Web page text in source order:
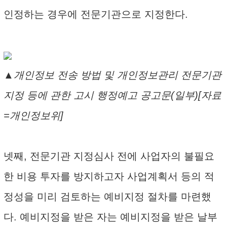
인정하는 경우에 전문기관으로 지정한다.
▲개인정보 전송 방법 및 개인정보관리 전문기관
지정 등에 관한 고시 행정예고 공고문(일부)[자료
=개인정보위]
넷째, 전문기관 지정심사 전에 사업자의 불필요
한 비용 투자를 방지하고자 사업계획서 등의 적
정성을 미리 검토하는 예비지정 절차를 마련했
다. 예비지정을 받은 자는 예비지정을 받은 날부